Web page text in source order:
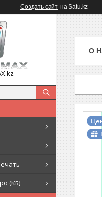
Создать сайт на Satu.kz
(КБ)
О